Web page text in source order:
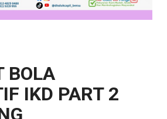
BOLA
IKD PART 2